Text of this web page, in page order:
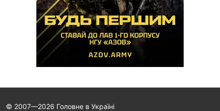
© 2007—2026 Головне в Україні